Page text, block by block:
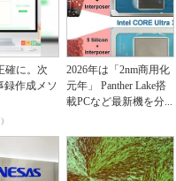
確に。次
録作成メソ
2026年は「2nm商用化
元年」 Panther Lake搭
載PCなど最新機を分...